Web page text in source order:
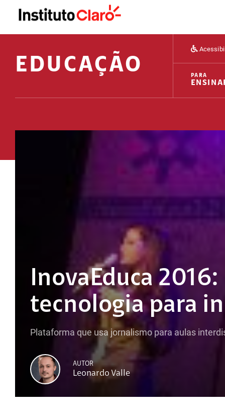
EDUCAÇÃO PARA
InovaEduca
tecnologia para
Plataforma que usa jornalismo para aulas
AUTOR
Leonardo Valle